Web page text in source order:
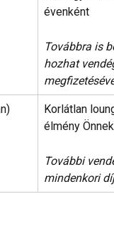
évenként
Továbbra is
hozhat
Korlátlan
élmény
További
mindenkori